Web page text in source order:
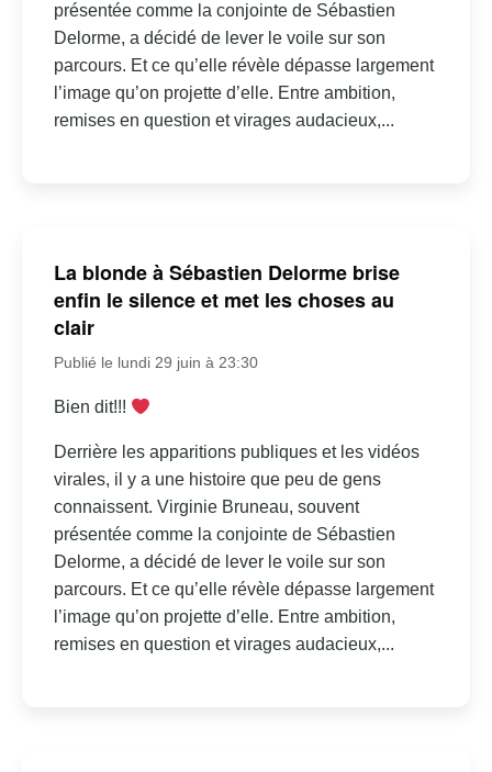
présentée comme la conjointe de Sébastien
Delorme, a décidé de lever le voile sur son
parcours. Et ce qu’elle révèle dépasse largement
l’image qu’on projette d’elle. Entre ambition,
remises en question et virages audacieux,...
La blonde à Sébastien Delorme brise
enfin le silence et met les choses au
clair
Publié le lundi 29 juin à 23:30
Bien dit!!!
Derrière les apparitions publiques et les vidéos
virales, il y a une histoire que peu de gens
connaissent. Virginie Bruneau, souvent
présentée comme la conjointe de Sébastien
Delorme, a décidé de lever le voile sur son
parcours. Et ce qu’elle révèle dépasse largement
l’image qu’on projette d’elle. Entre ambition,
remises en question et virages audacieux,...